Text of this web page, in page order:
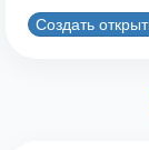
Создать